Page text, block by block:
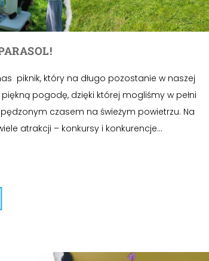
piknik, który na długo pozostanie w naszej
pogodę, dzięki której mogliśmy w pełni
czasem na świeżym powietrzu. Na
atrakcji – konkursy i konkurencje...